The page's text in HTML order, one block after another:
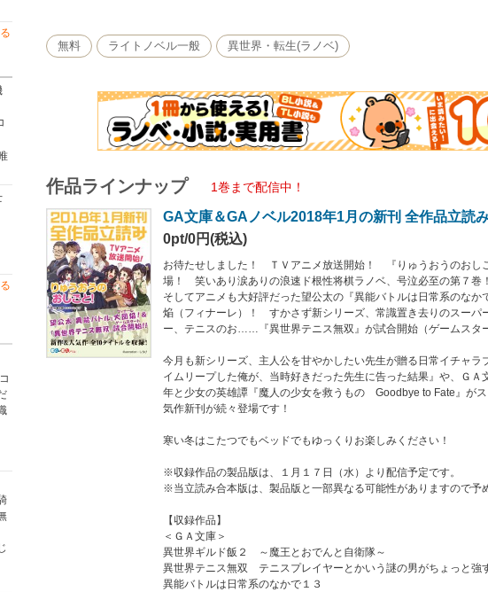
果』や、ＧＡ文庫大賞＜優秀賞＞少年と少女の英雄譚『魔人の少女を救うもの Goodbye
登場です！
※収録作品の製品版は、１月１７日（水）より配信予定です。
※当立読み合本版は、製品版と一部異なる可能性がありますので予めご了承ください。
＜ＧＡ文庫＞
異世界テニス無双 テニスプレイヤーとかいう謎の男がちょっと強すぎるんですけど！
異能バトルは日常系のなかで１３
高２にタイムリープした俺が、当時好きだった先生に告った結果
魔人の少女を救うもの
魔法使いにはさせませんよ！２
りゅうおうのおしごと！７
＜ＧＡノベル＞
スライム倒して３００年、知らないうちにレベルＭＡＸになってました５
転生担当女神が１００人いたのでチートスキル１００個貰えた２
勇者のふりも楽じゃない３ ――理由？ 俺が神だから――
無料 ライトノベル一般 異世界・転生(ラノベ)
作品ラインナップ 1巻まで配信中！
GA文庫＆GAノベル2018年1月の新刊 全作品立読
0pt/0円(税込)
お待たせしました！ ＴＶアニメ放送開始！ 『りゅうおうのおし
場！ 笑いあり涙ありの浪速ド根性将棋ラノベ、号泣必至の第７巻
そしてアニメも大好評だった望公太の『異能バトルは日常系のなか
焔（フィナーレ）！ すかさず新シリーズ、常識置き去りのスーパ
ー、テニスのお……『異世界テニス無双』が試合開始（ゲームスタ
今月も新シリーズ、主人公を甘やかしたい先生が贈る日常イチャラ
イムリープした俺が、当時好きだった先生に告った結果』や、ＧＡ
年と少女の英雄譚『魔人の少女を救うもの Goodbye to Fate』が
気作新刊が続々登場です！
寒い冬はこたつでもベッドでもゆっくりお楽しみください！
※収録作品の製品版は、１月１７日（水）より配信予定です。
※当立読み合本版は、製品版と一部異なる可能性がありますので予
【収録作品】
＜ＧＡ文庫＞
異世界ギルド飯２ ～魔王とおでんと自衛隊～
異世界テニス無双 テニスプレイヤーとかいう謎の男がちょっと強
異能バトルは日常系のなかで１３